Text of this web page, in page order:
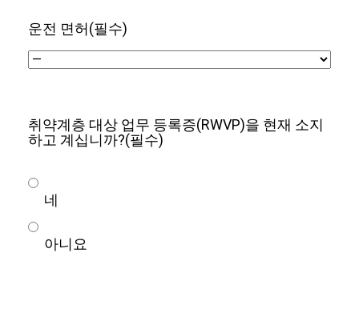
운전 면허(필수)
취약계층 대상 업무 등록증(RWVP)을 현재 소지
하고 계십니까?(필수)
네
아니요